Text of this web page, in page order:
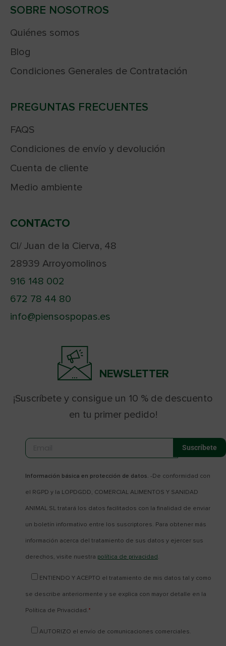
SOBRE NOSOTROS
Quiénes somos
Blog
Condiciones Generales de Contratación
PREGUNTAS FRECUENTES
FAQS
Condiciones de envío y devolución
Cuenta de cliente
Medio ambiente
CONTACTO
Cl/ Juan de la Cierva, 48
28939 Arroyomolinos
916 148 002
672 78 44 80
info@piensospopas.es
NEWSLETTER
¡Suscríbete y consigue un 10 % de descuento
en tu primer pedido!
Información básica en protección de datos. -De conformidad con
el RGPD y la LOPDGDD, COMERCIAL ALIMENTOS Y SANIDAD
ANIMAL SL tratará los datos facilitados con la finalidad de enviar
un boletín informativo entre los suscriptores. Para obtener más
información acerca del tratamiento de sus datos y ejercer sus
derechos, visite nuestra política de privacidad.
ENTIENDO Y ACEPTO el tratamiento de mis datos tal y como
se describe anteriormente y se explica con mayor detalle en la
Política de Privacidad.*
AUTORIZO el envío de comunicaciones comerciales.